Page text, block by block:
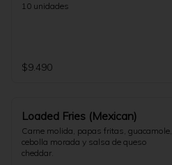
10 unidades
$9.490
Loaded Fries (Mexican)
Carne molida, papas fritas, guacamole,
cebolla morada y salsa de queso
cheddar.